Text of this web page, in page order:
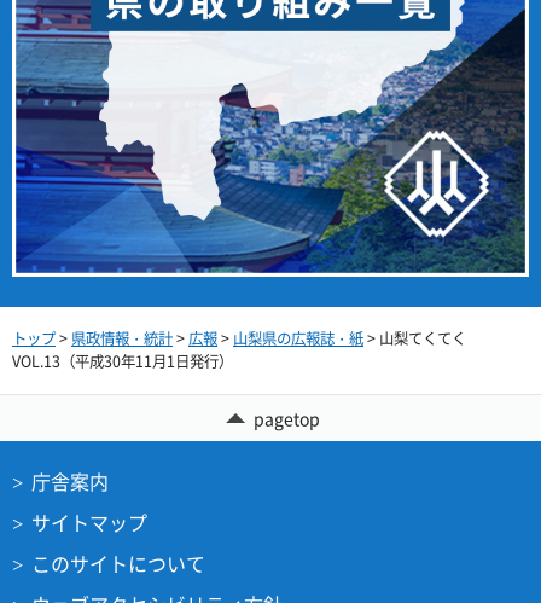
トップ> 県政情報・統計>広報> 山梨県の広報誌・紙> 山梨てくてく
VOL.13（平成30年11月1日発行）
pagetop
庁舎案内
サイトマップ
このサイトについて